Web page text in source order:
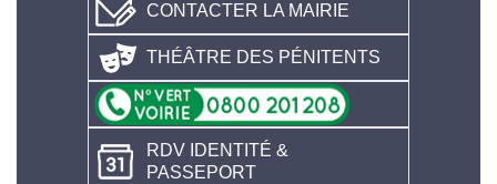
CONTACTER LA MAIRIE
THÉÂTRE DES PÉNITENTS
RDV IDENTITÉ &
PASSEPORT